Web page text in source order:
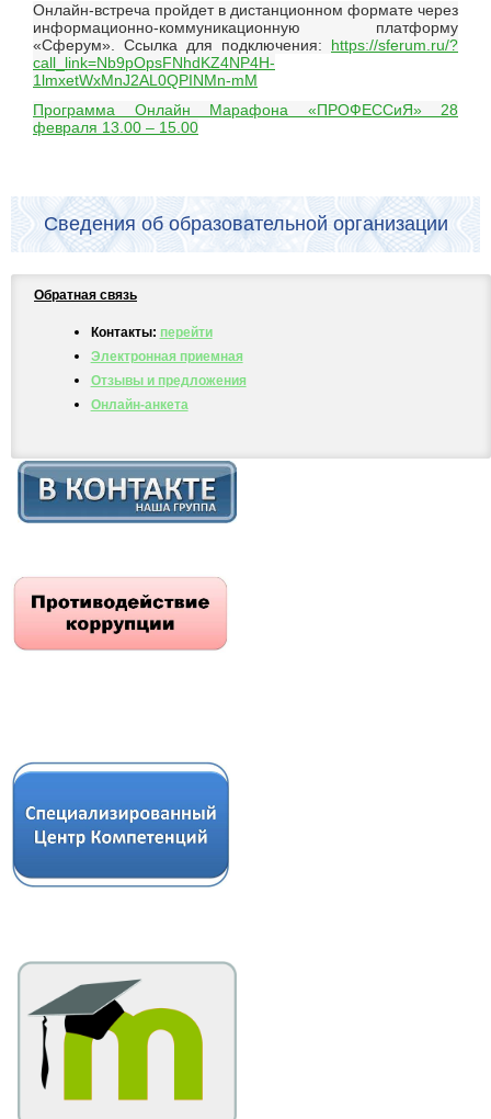
Онлайн-встреча пройдет в дистанционном формате через
информационно-коммуникационную платформу
«Сферум». Ссылка для подключения: https://sferum.ru/?
call_link=Nb9pOpsFNhdKZ4NP4H-
1lmxetWxMnJ2AL0QPINMn-mM
Программа Онлайн Марафона «ПРОФЕССиЯ» 28
февраля 13.00 – 15.00
Сведения об образовательной организации
Обратная связь
Контакты: перейти
Электронная приемная
Отзывы и предложения
Онлайн-анкета